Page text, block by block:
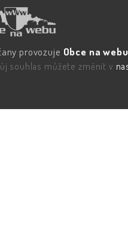
provozuje Obce na
souhlas můžete změnit v